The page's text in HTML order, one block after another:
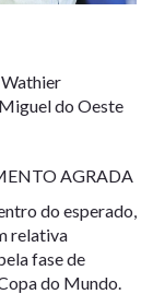
do Oeste
AGRADA
do esperado,
relativa
fase de
do Mundo.